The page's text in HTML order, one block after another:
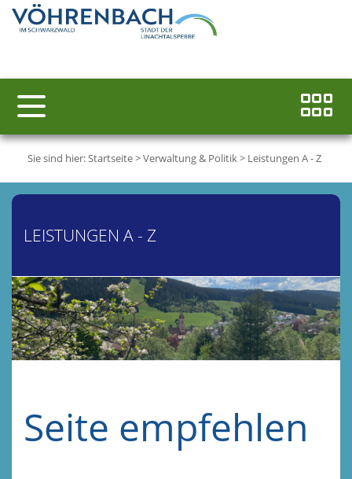
Sie sind hier:Startseite>Verwaltung & Politik> Leistungen A - Z
LEISTUNGEN A - Z
Seite empfehlen